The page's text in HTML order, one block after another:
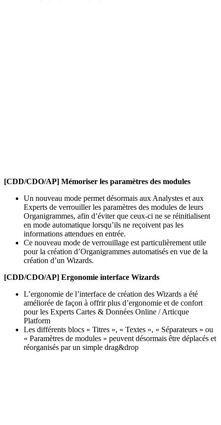
[CDD/CDO/AP] Mémoriser les paramètres des modules
Un nouveau mode permet désormais aux Analystes et aux
Experts de verrouiller les paramètres des modules de leurs
Organigrammes, afin d’éviter que ceux-ci ne se réinitialisent
en mode automatique lorsqu’ils ne reçoivent pas les
informations attendues en entrée.
Ce nouveau mode de verrouillage est particulièrement utile
pour la création d’Organigrammes automatisés en vue de la
création d’un Wizards.
[CDD/CDO/AP] Ergonomie interface Wizards
L’ergonomie de l’interface de création des Wizards a été
améliorée de façon à offrir plus d’ergonomie et de confort
pour les Experts Cartes & Données Online / Articque
Platform
Les différents blocs « Titres », « Textes », « Séparateurs » ou
« Paramètres de modules » peuvent désormais être déplacés et
réorganisés par un simple drag&drop